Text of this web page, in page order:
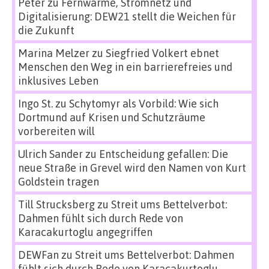
Digitalisierung: DEW21 stellt die Weichen für
die Zukunft
Marina Melzerzu Siegfried Volkert ebnet
Menschen den Weg in ein barrierefreies und
inklusives Leben
Ingo St.zu Schytomyr als Vorbild: Wie sich
Dortmund auf Krisen und Schutzräume
vorbereiten will
Ulrich Sanderzu Entscheidung gefallen: Die
neue Straße in Grevel wird den Namen von Kurt
Goldstein tragen
Till Strucksbergzu Streit ums Bettelverbot:
Dahmen fühlt sich durch Rede von
Karacakurtoglu angegriffen
DEWFan zu Streit ums Bettelverbot: Dahmen